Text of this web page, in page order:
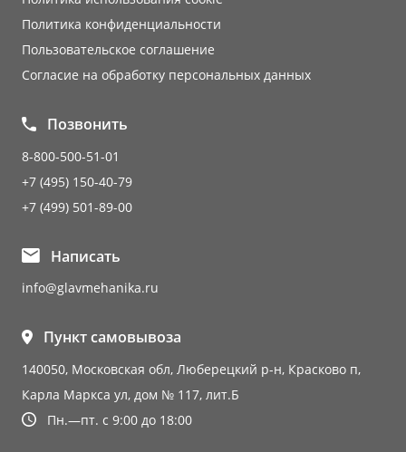
Политика конфиденциальности
Пользовательское соглашение
Согласие на обработку персональных данных
Позвонить
8-800-500-51-01
+7 (495) 150-40-79
+7 (499) 501-89-00
Написать
info@glavmehanika.ru
Пункт самовывоза
140050, Московская обл, Люберецкий р-н, Красково п,
Карла Маркса ул, дом № 117, лит.Б
Пн.—пт. с 9:00 до 18:00